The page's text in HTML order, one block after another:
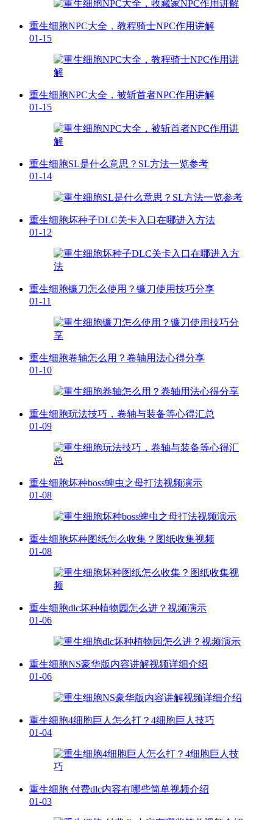
重生细胞NPC大全，教程骑士NPC作用讲解
01-15
重生细胞NPC大全，被斩首者NPC作用讲解
01-15
重生细胞SL是什么意思？SL方法一览参考
01-14
重生细胞坏种子DLC关卡入口在哪进入方法
01-12
重生细胞镰刀怎么使用？镰刀使用技巧分享
01-11
重生细胞卷轴怎么用？卷轴用法心得分享
01-10
重生细胞玩法技巧，卷轴与装备等心得汇总
01-09
重生细胞坏种boss蜱虫之母打法视频演示
01-08
重生细胞坏种图纸怎么收集？图纸收集视频
01-08
重生细胞dlc坏种植物园怎么进？视频演示
01-06
重生细胞NS豪华版内容讲解视频详细介绍
01-06
重生细胞4细胞巨人怎么打？4细胞巨人技巧
01-04
重生细胞 付费dlc内容有哪些简单视频介绍
01-03